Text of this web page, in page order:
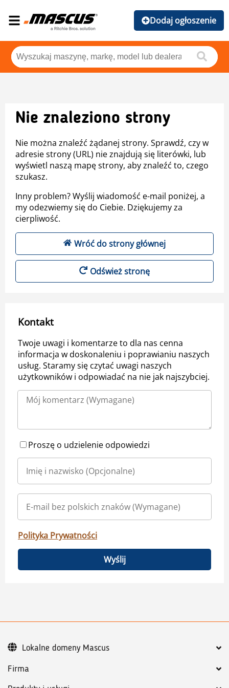
Dodaj ogłoszenie
Nie znaleziono strony
Nie można znaleźć żądanej strony. Sprawdź, czy w
adresie strony (URL) nie znajdują się literówki, lub
wyświetl naszą mapę strony, aby znaleźć to, czego
szukasz.
Inny problem? Wyślij wiadomość e-mail poniżej, a
my odezwiemy się do Ciebie. Dziękujemy za
cierpliwość.
Wróć do strony głównej
Odśwież stronę
Kontakt
Twoje uwagi i komentarze to dla nas cenna
informacja w doskonaleniu i poprawianiu naszych
usług. Staramy się czytać uwagi naszych
użytkowników i odpowiadać na nie jak najszybciej.
Proszę o udzielenie odpowiedzi
Polityka Prywatności
Wyślij
Firma
Lokalne domeny Mascus